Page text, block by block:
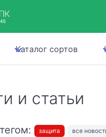
Каталог сортов
и статьи
защита все